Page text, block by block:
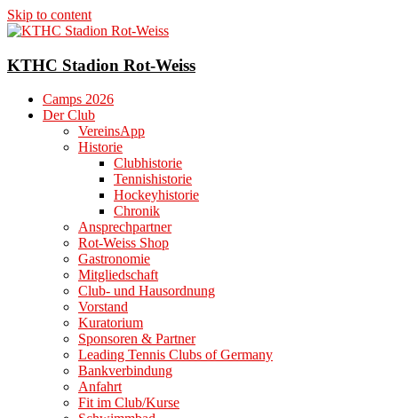
Skip to content
KTHC Stadion Rot-Weiss
Camps 2026
Der Club
VereinsApp
Historie
Clubhistorie
Tennishistorie
Hockeyhistorie
Chronik
Ansprechpartner
Rot-Weiss Shop
Gastronomie
Mitgliedschaft
Club- und Hausordnung
Vorstand
Kuratorium
Sponsoren & Partner
Leading Tennis Clubs of Germany
Bankverbindung
Anfahrt
Fit im Club/Kurse